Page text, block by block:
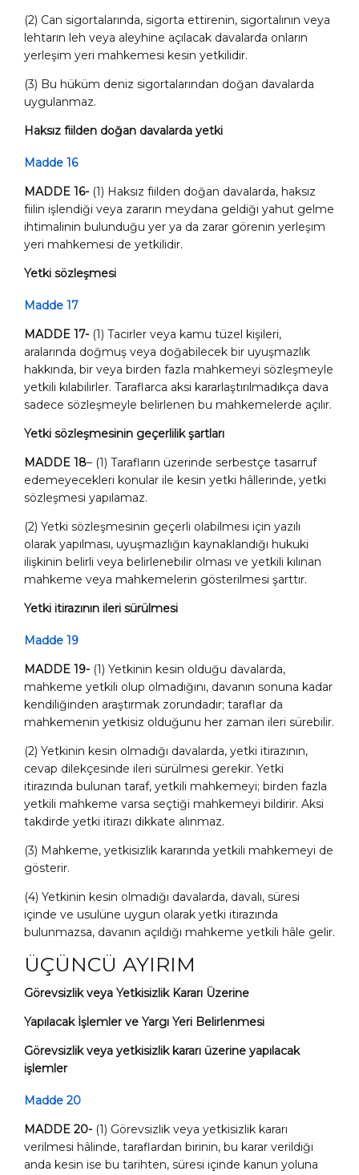
(2) Can sigortalarında, sigorta ettirenin, sigortalının veya
lehtarın leh veya aleyhine açılacak davalarda onların
yerleşim yeri mahkemesi kesin yetkilidir.
(3) Bu hüküm deniz sigortalarından doğan davalarda
uygulanmaz.
Haksız fiilden doğan davalarda yetki
Madde 16
MADDE 16- (1) Haksız fiilden doğan davalarda, haksız
fiilin işlendiği veya zararın meydana geldiği yahut gelme
ihtimalinin bulunduğu yer ya da zarar görenin yerleşim
yeri mahkemesi de yetkilidir.
Yetki sözleşmesi
Madde 17
MADDE 17- (1) Tacirler veya kamu tüzel kişileri,
aralarında doğmuş veya doğabilecek bir uyuşmazlık
hakkında, bir veya birden fazla mahkemeyi sözleşmeyle
yetkili kılabilirler. Taraflarca aksi kararlaştırılmadıkça dava
sadece sözleşmeyle belirlenen bu mahkemelerde açılır.
Yetki sözleşmesinin geçerlilik şartları
MADDE 18– (1) Tarafların üzerinde serbestçe tasarruf
edemeyecekleri konular ile kesin yetki hâllerinde, yetki
sözleşmesi yapılamaz.
(2) Yetki sözleşmesinin geçerli olabilmesi için yazılı
olarak yapılması, uyuşmazlığın kaynaklandığı hukuki
ilişkinin belirli veya belirlenebilir olması ve yetkili kılınan
mahkeme veya mahkemelerin gösterilmesi şarttır.
Yetki itirazının ileri sürülmesi
Madde 19
MADDE 19- (1) Yetkinin kesin olduğu davalarda,
mahkeme yetkili olup olmadığını, davanın sonuna kadar
kendiliğinden araştırmak zorundadır; taraflar da
mahkemenin yetkisiz olduğunu her zaman ileri sürebilir.
(2) Yetkinin kesin olmadığı davalarda, yetki itirazının,
cevap dilekçesinde ileri sürülmesi gerekir. Yetki
itirazında bulunan taraf, yetkili mahkemeyi; birden fazla
yetkili mahkeme varsa seçtiği mahkemeyi bildirir. Aksi
takdirde yetki itirazı dikkate alınmaz.
(3) Mahkeme, yetkisizlik kararında yetkili mahkemeyi de
gösterir.
(4) Yetkinin kesin olmadığı davalarda, davalı, süresi
içinde ve usulüne uygun olarak yetki itirazında
bulunmazsa, davanın açıldığı mahkeme yetkili hâle gelir.
ÜÇÜNCÜ AYIRIM
Görevsizlik veya Yetkisizlik Kararı Üzerine
Yapılacak İşlemler ve Yargı Yeri Belirlenmesi
Görevsizlik veya yetkisizlik kararı üzerine yapılacak
işlemler
Madde 20
MADDE 20- (1) Görevsizlik veya yetkisizlik kararı
verilmesi hâlinde, taraflardan birinin, bu karar verildiği
anda kesin ise bu tarihten, süresi içinde kanun yoluna